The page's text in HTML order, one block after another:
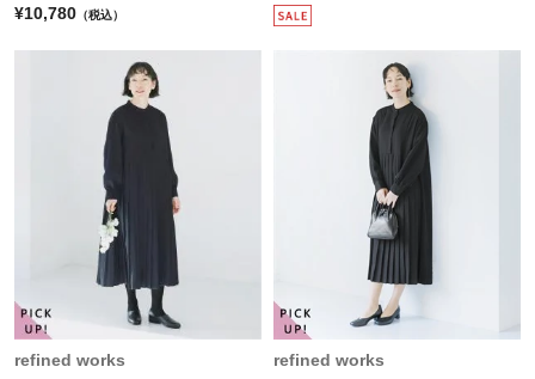
¥10,780 （税込）
refined works
refined works